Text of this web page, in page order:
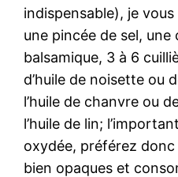
indispensable), je
une pincée de sel, une
balsamique, 3 à 6
d’huile de noisette ou
l’huile de chanvre ou
l’huile de lin;
oxydée, préférez
bien opaques et